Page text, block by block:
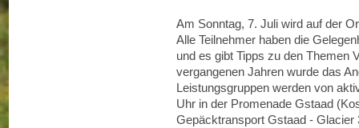
Am Sonntag, 7. Juli wird auf der
Alle Teilnehmer haben die
und es gibt Tipps zu den Themen
vergangenen Jahren wurde das
Leistungsgruppen werden von
Uhr in der Promenade Gstaad
Gepäcktransport Gstaad - Glacier